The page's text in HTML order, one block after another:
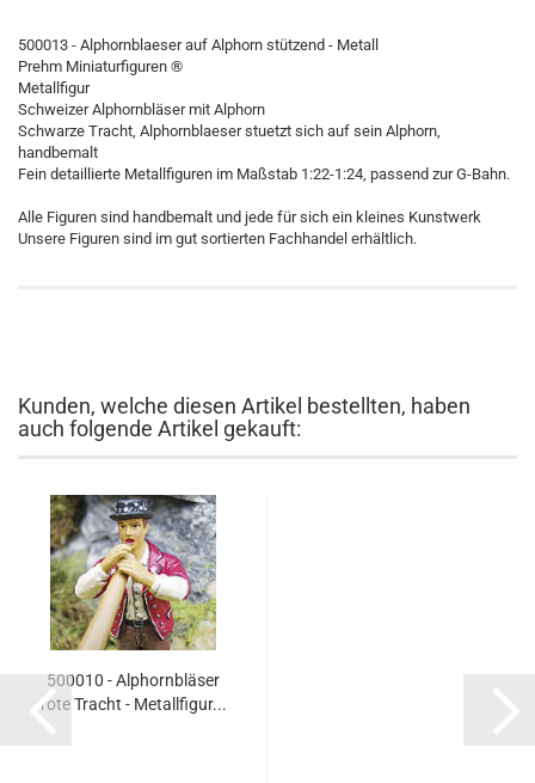
500013 - Alphornblaeser auf Alphorn stützend - Metall
Prehm Miniaturfiguren ®
Metallfigur
Schweizer Alphornbläser mit Alphorn
Schwarze Tracht, Alphornblaeser stuetzt sich auf sein Alphorn,
handbemalt
Fein detaillierte Metallfiguren im Maßstab 1:22-1:24, passend zur G-Bahn.
Alle Figuren sind handbemalt und jede für sich ein kleines Kunstwerk
Unsere Figuren sind im gut sortierten Fachhandel erhältlich.
Kunden, welche diesen Artikel bestellten, haben
auch folgende Artikel gekauft:
500010 - Alphornbläser
rote Tracht - Metallfigur...